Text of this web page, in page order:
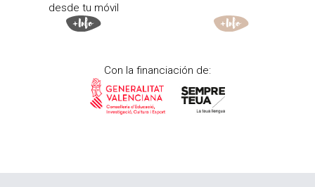
desde tu móvil
Con la financiación de: